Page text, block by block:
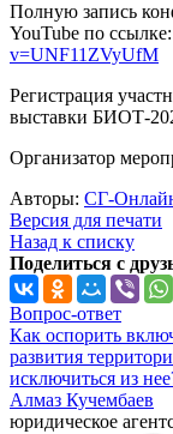
Полную запись
YouTube по ссылке:
v=UNF11ZVyUfM
Регистрация
выставки БИОТ-
Организатор
Авторы: СГ-
Версия для печати
Назад к списку
Поделиться с
Вопрос-ответ
Как оспорить
развития
исключиться из
Алмаз Кучембаев
юридическое